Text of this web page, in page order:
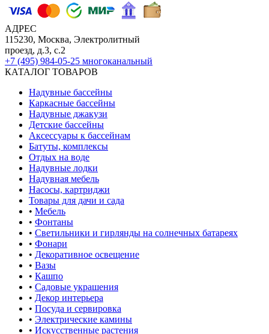
АДРЕС
115230, Москва, Электролитный
проезд, д.3, с.2
+7 (495) 984-05-25 многоканальный
КАТАЛОГ ТОВАРОВ
Надувные бассейны
Каркасные бассейны
Надувные джакузи
Детские бассейны
Аксессуары к бассейнам
Батуты, комплексы
Отдых на воде
Надувные лодки
Надувная мебель
Насосы, картриджи
Товары для дачи и сада
• Мебель
• Фонтаны
• Светильники и гирлянды на солнечных батареях
• Фонари
• Декоративное освещение
• Вазы
• Кашпо
• Садовые украшения
• Декор интерьера
• Посуда и сервировка
• Электрические камины
• Искусственные растения